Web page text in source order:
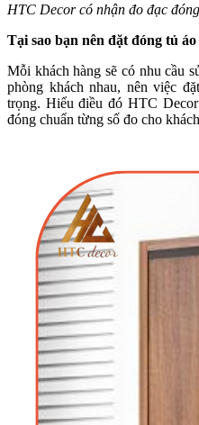
HTC Decor có nhận đo đạc
Tại sao bạn nên đặt đóng tủ
Mỗi khách hàng sẽ có nhu cầu
phòng khách nhau, nên việc
trọng. Hiểu điều đó HTC
đóng chuẩn từng số đo cho